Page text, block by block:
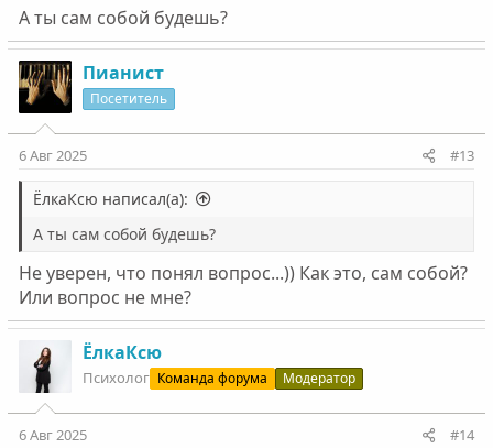
А ты сам собой будешь?
Пианист
Посетитель
6 Авг 2025 #13
ЁлкаКсю написал(а):
А ты сам собой будешь?
Не уверен, что понял вопрос...)) Как это, сам собой?
Или вопрос не мне?
ЁлкаКсю
Психолог Команда форума Модератор
6 Авг 2025 #14